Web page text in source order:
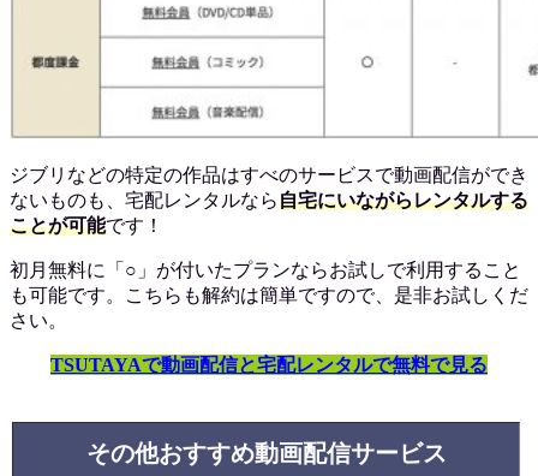
ジブリなどの特定の作品はすべのサービスで動画配信ができ
ないものも、宅配レンタルなら自宅にいながらレンタルする
ことが可能です！
初月無料に「○」が付いたプランならお試しで利用すること
も可能です。こちらも解約は簡単ですので、是非お試しくだ
さい。
TSUTAYAで動画配信と宅配レンタルで無料で見る
その他おすすめ動画配信サービス